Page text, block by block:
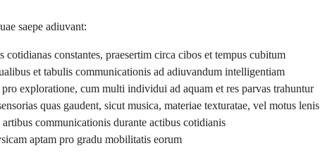
saepe adiuvant:
cotidianas constantes, praesertim circa cibos et tempus cubitum
et tabulis communicationis ad adiuvandum intelligentiam
exploratione, cum multi individui ad aquam et res parvas trahuntur
quas gaudent, sicut musica, materiae texturatae, vel motus lenis
communicationis durante actibus cotidianis
aptam pro gradu mobilitatis eorum